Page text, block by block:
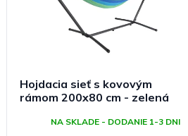
Hojdacia sieť s kovovým
rámom 200x80 cm - zelená
NA SKLADE - DODANIE 1-3 DNI